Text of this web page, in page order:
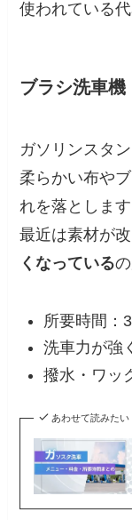
使われている
ブラシ洗車機
ガソリンスタ
柔らかい布や
れを落とします
最近は素材が
くなっている
所要時間：
洗車力が強
撥水・ワッ
あわせて読みたい